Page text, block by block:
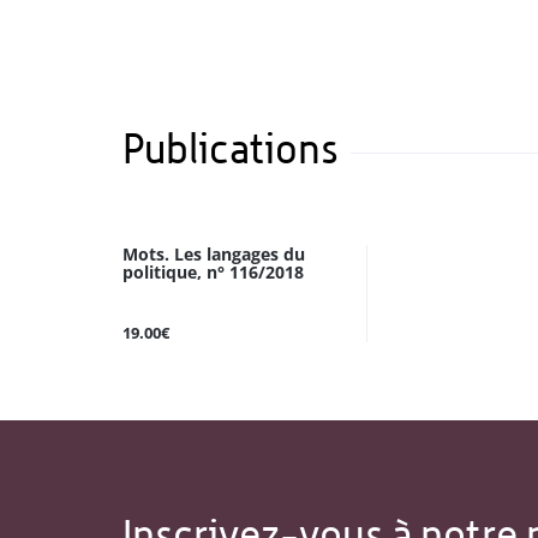
Publications
Mots. Les langages du
politique, n° 116/2018
19.00€